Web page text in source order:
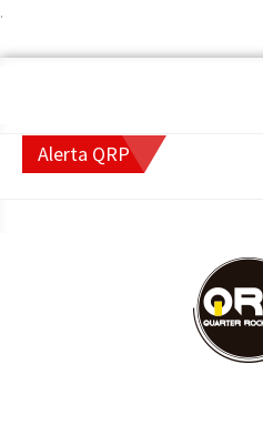
.
Alerta QRP